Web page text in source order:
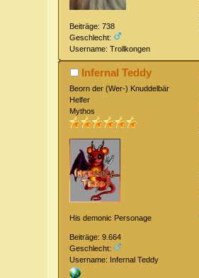
Beiträge: 738
Geschlecht:
Username: Trollkongen
Infernal Teddy
Beorn der (Wer-) Knuddelbär
Helfer
Mythos
His demonic Personage
Beiträge: 9.664
Geschlecht:
Username: Infernal Teddy